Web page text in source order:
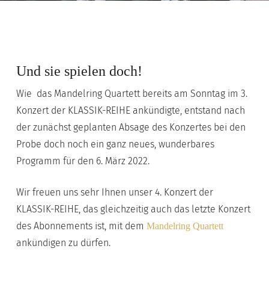
Und sie spielen doch!
Wie das Mandelring Quartett bereits am Sonntag im 3.
Konzert der KLASSIK-REIHE ankündigte, entstand nach
der zunächst geplanten Absage des Konzertes bei den
Probe doch noch ein ganz neues, wunderbares
Programm für den 6. März 2022.
Wir freuen uns sehr Ihnen unser 4. Konzert der
KLASSIK-REIHE, das gleichzeitig auch das letzte Konzert
des Abonnements ist, mit dem Mandelring Quartett
ankündigen zu dürfen.